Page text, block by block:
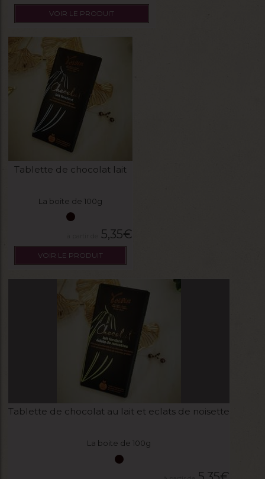
VOIR LE PRODUIT
Tablette de chocolat lait
La boite de 100g
5,35€
VOIR LE PRODUIT
Tablette de chocolat au lait et eclats de noisette
La boite de 100g